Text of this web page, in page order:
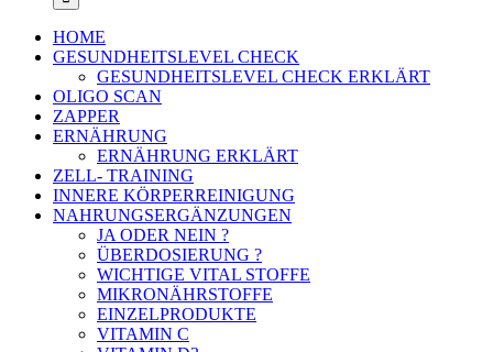
HOME
GESUNDHEITSLEVEL CHECK
GESUNDHEITSLEVEL CHECK ERKLÄRT
OLIGO SCAN
ZAPPER
ERNÄHRUNG
ERNÄHRUNG ERKLÄRT
ZELL- TRAINING
INNERE KÖRPERREINIGUNG
NAHRUNGSERGÄNZUNGEN
JA ODER NEIN ?
ÜBERDOSIERUNG ?
WICHTIGE VITAL STOFFE
MIKRONÄHRSTOFFE
EINZELPRODUKTE
VITAMIN C